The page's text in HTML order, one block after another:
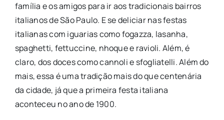
família e os amigos para ir aos tradicionais bairros
italianos de São Paulo. E se deliciar nas festas
italianas com iguarias como fogazza, lasanha,
spaghetti, fettuccine, nhoque e ravioli. Além, é
claro, dos doces como cannoli e sfogliatelli. Além do
mais, essa é uma tradição mais do que centenária
da cidade, já que a primeira festa italiana
aconteceu no ano de 1900.